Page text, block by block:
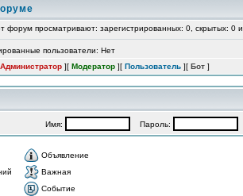
форум просматривают: зарегистрированных: 0, скрытых: 0
пользователи: Нет
Администратор ][ Модератор ][ Пользователь ][ Бот ]
Имя: Пароль:
Объявление
Важная
Событие